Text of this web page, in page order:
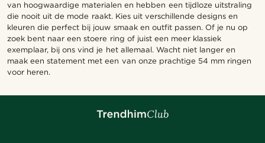
van hoogwaardige materialen en hebben een tijdloze uitstraling
die nooit uit de mode raakt. Kies uit verschillende designs en
kleuren die perfect bij jouw smaak en outfit passen. Of je nu op
zoek bent naar een stoere ring of juist een meer klassiek
exemplaar, bij ons vind je het allemaal. Wacht niet langer en
maak een statement met een van onze prachtige 54 mm ringen
voor heren.